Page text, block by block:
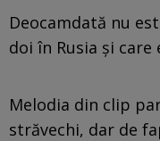
Deocamdată nu
doi în Rusia și
Melodia din clip
străvechi, dar de